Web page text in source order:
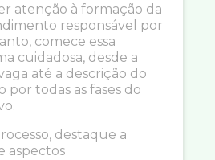
atenção à formação da
responsável por
comece essa
cuidadosa, desde a
até a descrição do
por todas as fases do
destaque a
aspectos